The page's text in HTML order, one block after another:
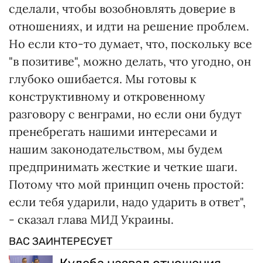
сделали, чтобы возобновлять доверие в
отношениях, и идти на решение проблем.
Но если кто-то думает, что, поскольку все
"в позитиве", можно делать, что угодно, он
глубоко ошибается. Мы готовы к
конструктивному и откровенному
разговору с венграми, но если они будут
пренебрегать нашими интересами и
нашим законодательством, мы будем
предпринимать жесткие и четкие шаги.
Потому что мой принцип очень простой:
если тебя ударили, надо ударить в ответ",
- сказал глава МИД Украины.
ВАС ЗАИНТЕРЕСУЕТ